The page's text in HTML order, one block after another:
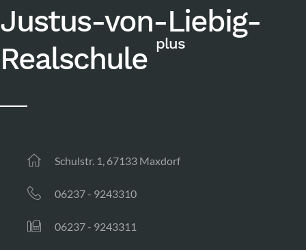
Justus-von-Liebig-
Realschule plus
Schulstr. 1, 67133 Maxdorf
06237 - 9243310
06237 - 9243311